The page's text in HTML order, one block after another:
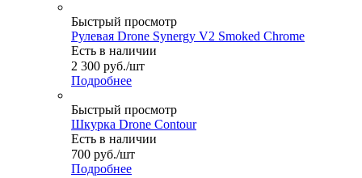
Быстрый просмотр
Рулевая Drone Synergy V2 Smoked Chrome
Есть в наличии
2 300 руб./шт
Подробнее
Быстрый просмотр
Шкурка Drone Contour
Есть в наличии
700 руб./шт
Подробнее